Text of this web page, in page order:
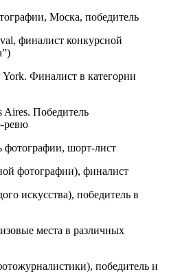
Моска, победитель
финалист конкурсной
Финалист в категории
Aires. Победитель
ревю
фотографии, шорт-лист
фотографии), финалист
искусства), победитель в
места в различных
победитель и